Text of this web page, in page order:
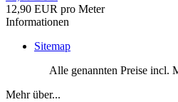
12,90 EUR pro Meter
Informationen
Sitemap
Alle genannten Preise incl.
Mehr über...